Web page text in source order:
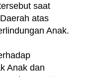
saat
atas
Anak.
Anak dan